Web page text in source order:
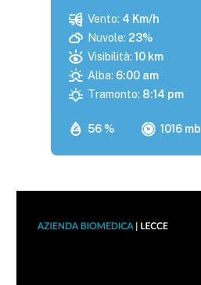
56 % 1016 mb
Vento: 4 Km/h
Nuvole: 23%
Visibilità: 10 km
Alba: 6:00 am
Tramonto: 8:14 pm